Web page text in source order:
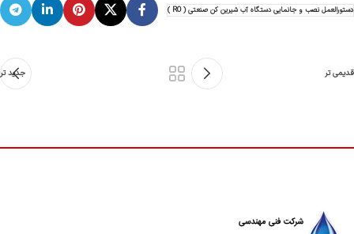
دستورالعمل نصب و جانمایی دستگاه آب شیرین کن صنعتی ( RO )
جدید تر قدیمی تر